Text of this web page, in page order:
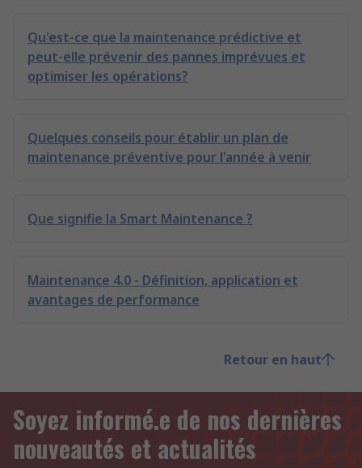
Qu'est-ce que la maintenance prédictive et
peut-elle prévenir des pannes imprévues et
optimiser les opérations?
Quelques conseils pour établir un plan de
maintenance préventive pour l'année à venir
Que signifie la Smart Maintenance ?
Maintenance 4.0 - Définition, application et
avantages de performance
Retour en haut
Soyez informé.e de nos dernières
nouveautés et actualités